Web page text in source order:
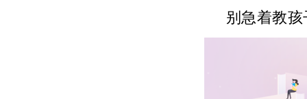
别急着教